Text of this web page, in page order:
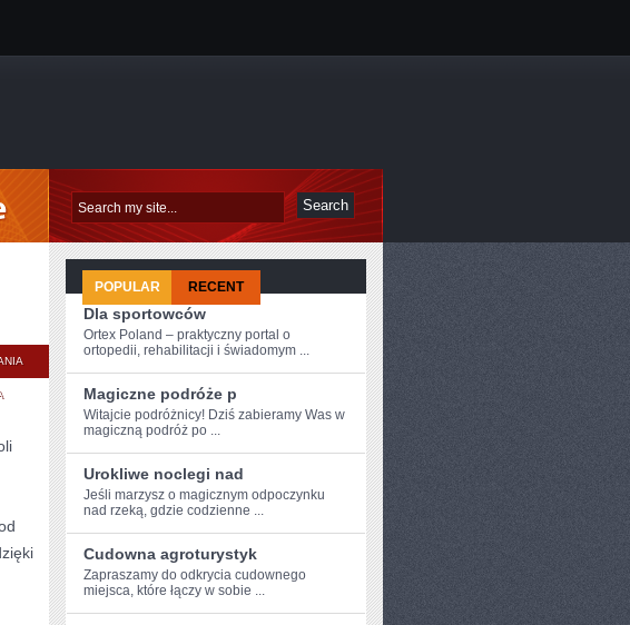
NADRUKI
KOSZULKACH
ŁODZI
WYKONUJE
DOSKONAŁA
FIRMA
POPULAR RECENT
Dla sportowców
Ortex Poland – praktyczny portal o
ortopedii, rehabilitacji i świadomym ...
Magiczne podróże p
Witajcie ‍podróżnicy! Dziś zabieramy Was w‍
magiczną podróż po ...
Urokliwe noclegi nad
Jeśli marzysz o magicznym odpoczynku⁣
nad rzeką, ⁢gdzie codzienne ...
Cudowna agroturystyk
Zapraszamy do ⁢odkrycia cudownego
miejsca,⁢ które‍ łączy w sobie⁣ ...